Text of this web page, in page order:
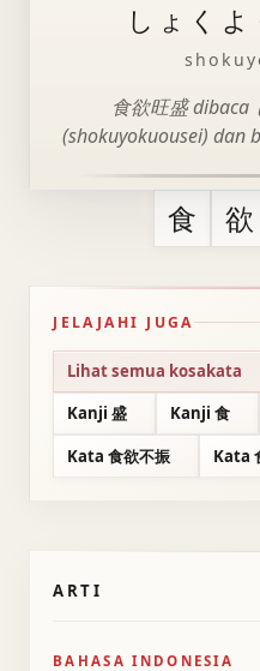
しょく
食欲旺盛 dibaca
(shokuyokuousei) dan
食 欲
JELAJAHI JUGA
Lihat semua kosakata
Kanji 盛
Kanji 食
Kata 食欲不振
Kata
ARTI
BAHASA INDONESIA